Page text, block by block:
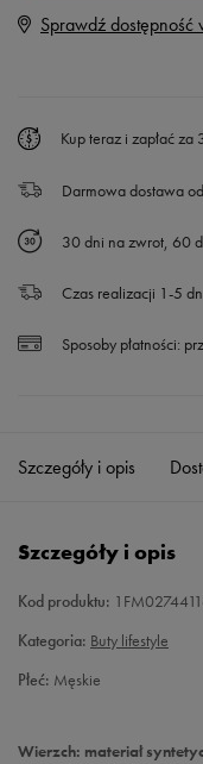
26 cm
43 28 cm
44 28,5 cm
45 29,5 cm
Sprawdź dostępność
Kup teraz i zapłać za
Darmowa dostawa
30 dni na zwrot, 60
Czas realizacji 1-5
Sposoby płatności:
Szczegóły i opis
Szczegóły i opis
Kod produktu:
Kategoria: Buty lifestyle
Płeć: Męskie
Wierzch: materiał